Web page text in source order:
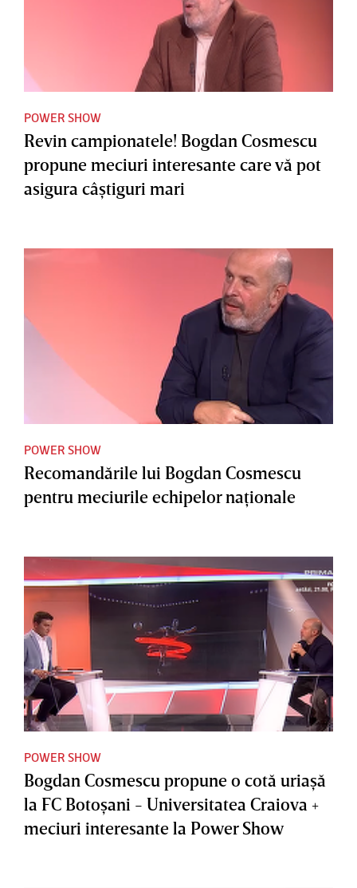
POWER SHOW
Revin campionatele! Bogdan Cosmescu
propune meciuri interesante care vă pot
asigura câştiguri mari
POWER SHOW
Recomandările lui Bogdan Cosmescu
pentru meciurile echipelor naţionale
POWER SHOW
Bogdan Cosmescu propune o cotă uriaşă
la FC Botoşani - Universitatea Craiova +
meciuri interesante la Power Show